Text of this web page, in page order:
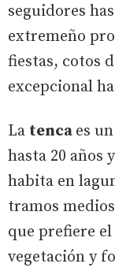
seguidores
extremeño
fiestas, cotos
excepcional
La tenca es
hasta 20 años
habita en
tramos
que prefiere
vegetación y